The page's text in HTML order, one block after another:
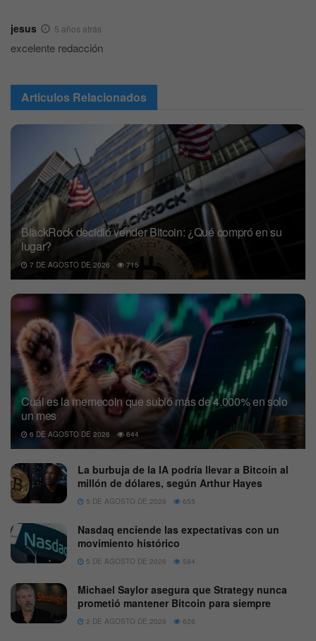
jesus 5 años atrás
excelente redacción
Articulos Relacionados
BlackRock decidió vender Bitcoin: ¿Qué compró en su
lugar?
7 DE AGOSTO DE 2026 715
Cuál es la memecoin que subió más de 4.000% en solo
un mes
6 DE AGOSTO DE 2026 644
La burbuja de la IA podría llevar a Bitcoin al
millón de dólares, según Arthur Hayes
5 DE AGOSTO DE 2026 655
Nasdaq enciende las expectativas con un
movimiento histórico
5 DE AGOSTO DE 2026 584
Michael Saylor asegura que Strategy nunca
prometió mantener Bitcoin para siempre
2 DE AGOSTO DE 2026 626